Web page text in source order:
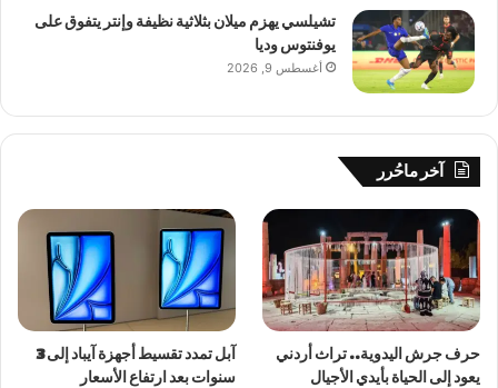
تشيلسي يهزم ميلان بثلاثية نظيفة وإنتر يتفوق على
يوفنتوس وديا
أغسطس 9, 2026
آخر ماحُرر
حرف جرش اليدوية.. تراث أردني
يعود إلى الحياة بأيدي الأجيال
آبل تمدد تقسيط أجهزة آيباد إلى 3
سنوات بعد ارتفاع الأسعار